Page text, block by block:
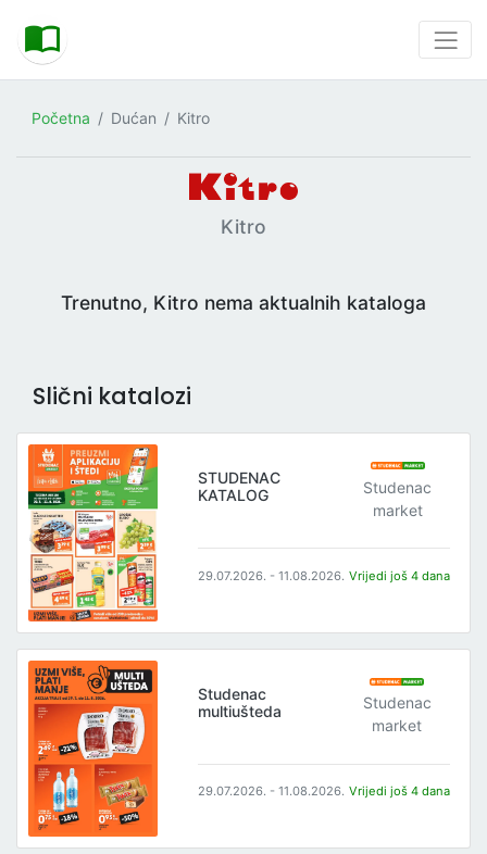
Početna Dućan Kitro
Kitro
Trenutno, Kitro nema aktualnih kataloga
Slični katalozi
STUDENAC
KATALOG
Studenac
market
29.07.2026. - 11.08.2026. Vrijedi još 4 dana
Studenac
multiušteda
Studenac
market
29.07.2026. - 11.08.2026. Vrijedi još 4 dana